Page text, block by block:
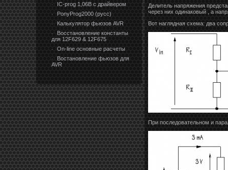
· IC-prog 1,06В с драйвером
· PonyProg2000 (русс)
· Калькулятор фьюзов AVR
·
Восстановление константы
для 12F629 & 12F675
· On-line основные расчеты
·
Востановление фьюзов для
AVR
Делитель напряжения
через них одинаковый , а
Вот наглядная схема: два
При последовательном и